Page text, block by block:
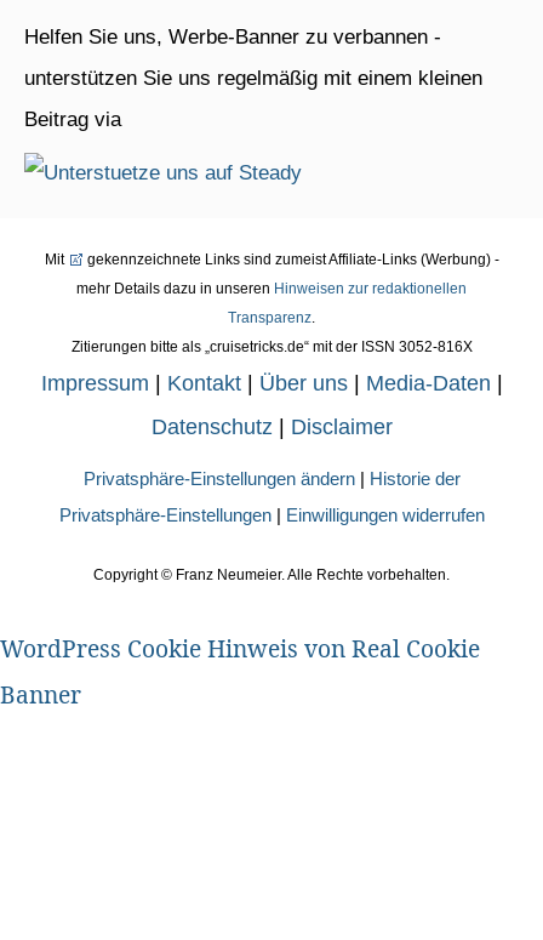
Helfen Sie uns, Werbe-Banner zu verbannen -
unterstützen Sie uns regelmäßig mit einem kleinen
Beitrag via
Mit
gekennzeichnete Links sind zumeist Affiliate-Links (Werbung) -
mehr Details dazu in unseren Hinweisen zur redaktionellen
Transparenz
Zitierungen bitte als „cruisetricks.de“ mit der ISSN 3052-816X
Impressum | Kontakt| Über uns| Media-Daten |
Datenschutz | Disclaimer
Privatsphäre-Einstellungen ändern| Historie der
Privatsphäre-Einstellungen| Einwilligungen widerrufen
Copyright © Franz Neumeier. Alle Rechte vorbehalten.
WordPress Cookie Hinweis von Real Cookie
Banner